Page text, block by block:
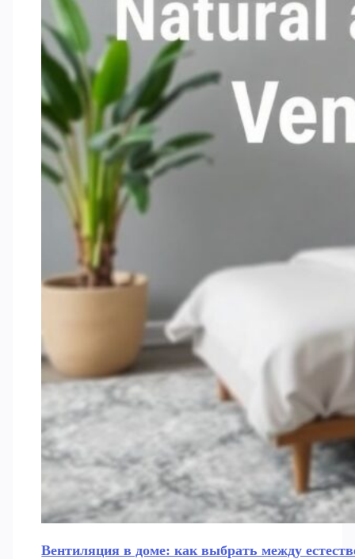
Вентиляция в доме: как выбрать между